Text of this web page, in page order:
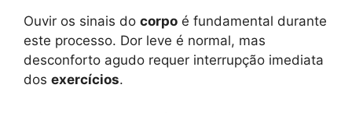
Ouvir os sinais do corpo é fundamental durante
este processo. Dor leve é normal, mas
desconforto agudo requer interrupção imediata
dos exercícios.